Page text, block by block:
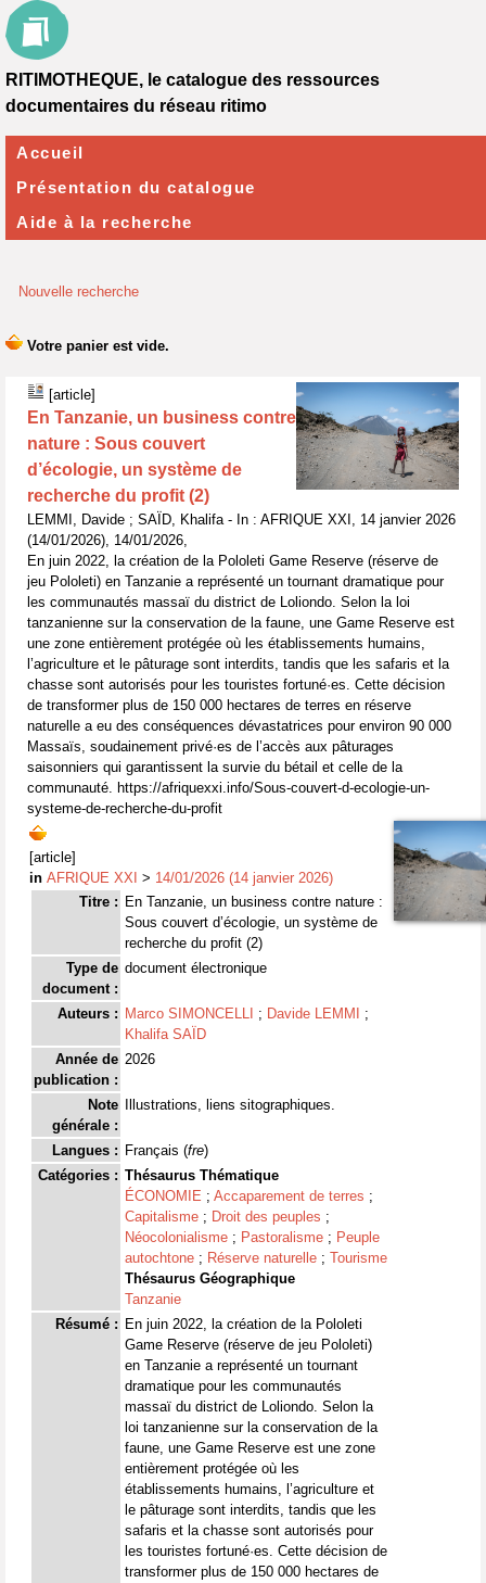
Nouvelle recherche
[article]
En Tanzanie, un business contre
nature : Sous couvert
d’écologie, un système de
recherche du profit (2)
LEMMI, Davide ; SAÏD, Khalifa - In : AFRIQUE XXI, 14 janvier 2026
(14/01/2026), 14/01/2026,
En juin 2022, la création de la Pololeti Game Reserve (réserve de
jeu Pololeti) en Tanzanie a représenté un tournant dramatique pour
les communautés massaï du district de Loliondo. Selon la loi
tanzanienne sur la conservation de la faune, une Game Reserve est
une zone entièrement protégée où les établissements humains,
l’agriculture et le pâturage sont interdits, tandis que les safaris et la
chasse sont autorisés pour les touristes fortuné·es. Cette décision
de transformer plus de 150 000 hectares de terres en réserve
naturelle a eu des conséquences dévastatrices pour environ 90 000
Massaïs, soudainement privé·es de l’accès aux pâturages
saisonniers qui garantissent la survie du bétail et celle de la
communauté. https://afriquexxi.info/Sous-couvert-d-ecologie-un-
systeme-de-recherche-du-profit
[article]
in AFRIQUE XXI > 14/01/2026 (14 janvier 2026)
Titre : En Tanzanie, un business contre nature :
Sous couvert d’écologie, un système de
recherche du profit (2)
Type de
document :
document électronique
Auteurs : Marco SIMONCELLI ; Davide LEMMI
;
Khalifa SAÏD
Année de
publication :
2026
Note
générale :
Illustrations, liens sitographiques.
Langues : Français (fre)
Catégories : Thésaurus Thématique
ÉCONOMIE ; Accaparement de terres ;
Capitalisme ; Droit des peuples ;
Néocolonialisme ; Pastoralisme ; Peuple
autochtone ; Réserve naturelle ; Tourisme
Thésaurus Géographique
Tanzanie
Résumé : En juin 2022, la création de la Pololeti
Game Reserve (réserve de jeu Pololeti)
en Tanzanie a représenté un tournant
dramatique pour les communautés
massaï du district de Loliondo. Selon la
loi tanzanienne sur la conservation de la
faune, une Game Reserve est une zone
entièrement protégée où les
établissements humains, l’agriculture et
le pâturage sont interdits, tandis que les
safaris et la chasse sont autorisés pour
les touristes fortuné·es. Cette décision de
transformer plus de 150 000 hectares de
RITIMOTHEQUE, le catalogue des ressources
documentaires du réseau ritimo
Accueil
Présentation du catalogue
Aide à la recherche